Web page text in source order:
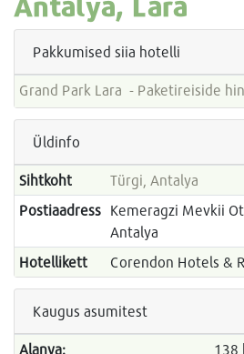
Pakkumised siia hotelli
Grand Park Lara - Paketireiside
Üldinfo
Sihtkoht
Türgi, Antalya
Postiaadress Kemeragzi Mevkii
Antalya
Hotellikett
Corendon Hotels &
Kaugus asumitest
Alanya:
138